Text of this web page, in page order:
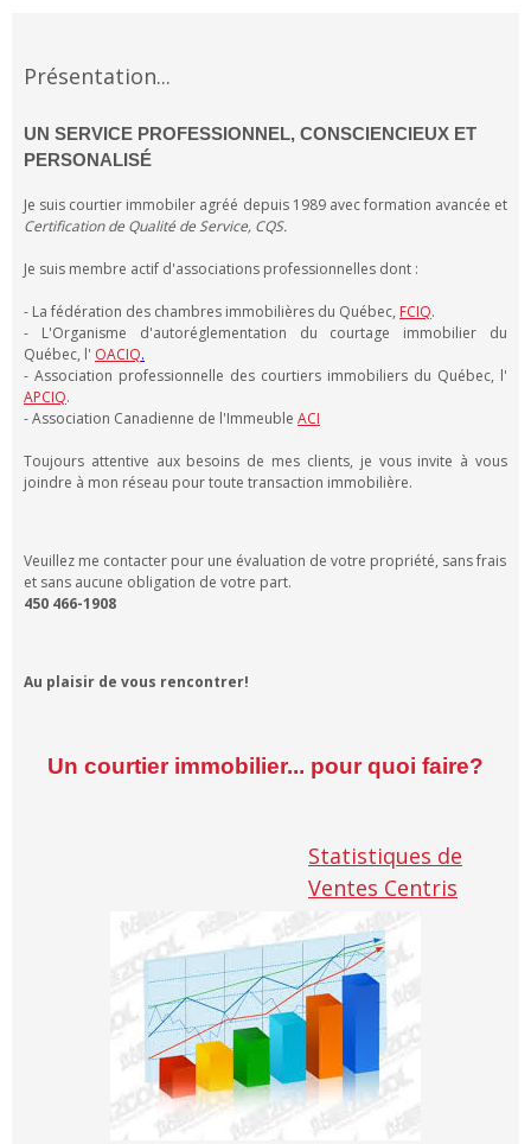
Présentation...
UN SERVICE PROFESSIONNEL, CONSCIENCIEUX ET
PERSONALISÉ
Je suis courtier immobiler agréé depuis 1989 avec formation avancée et
Certification de Qualité de Service, CQS.
Je suis membre actif d'associations professionnelles dont :
- La fédération des chambres immobilières du Québec, FCIQ.
- L'Organisme d'autoréglementation du courtage immobilier du
Québec, l' OACIQ.
- Association professionnelle des courtiers immobiliers du Québec, l'
APCIQ.
- Association Canadienne de l'Immeuble ACI
Toujours attentive aux besoins de mes clients, je vous invite à vous
joindre à mon réseau pour toute transaction immobilière.
Veuillez me contacter pour une évaluation de votre propriété, sans frais
et sans aucune obligation de votre part.
450 466-1908
Au plaisir de vous rencontrer!
Un courtier immobilier... pour quoi faire?
Statistiques de
Ventes Centris